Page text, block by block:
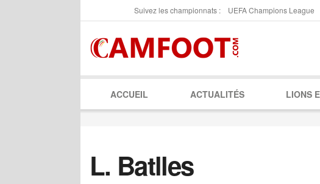
Suivez les championnats : UEFA Champions League
ACCUEIL ACTUALITÉS LIONS
L. Batlles